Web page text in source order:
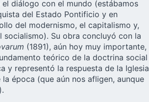
diálogo con el mundo (estábamos
del Estado Pontificio y en
del modernismo, el capitalismo y,
socialismo). Su obra concluyó con la
(1891), aún hoy muy importante,
teórico de la doctrina social
y representó la respuesta de la Iglesia
época (que aún nos afligen, aunque